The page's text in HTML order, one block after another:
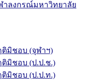
าลงกรณ์มหาวิทยาลัย
ติมิชอบ (จุฬาฯ)
ติมิชอบ (ป.ป.ช.)
ติมิชอบ (ป.ป.ท.)